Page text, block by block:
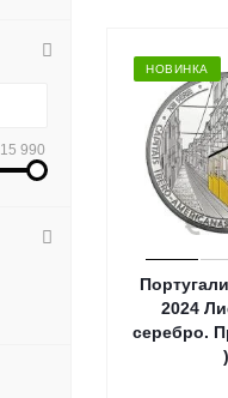
НОВИНКА
2024
серебро.
)
15 990